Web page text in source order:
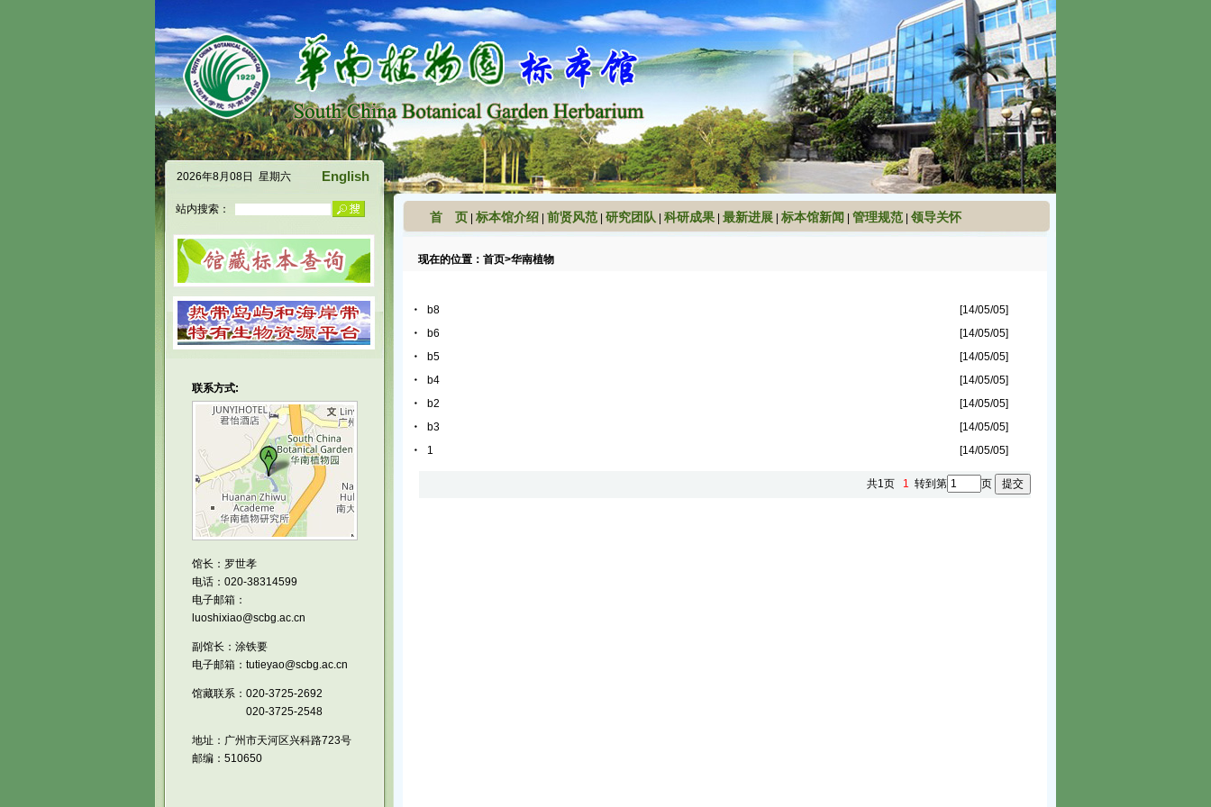
2026年8月08日 星期六 English
站内搜索：
联系方式:
馆长：罗世孝
电话：020-38314599
电子邮箱：
luoshixiao@scbg.ac.cn
副馆长：涂铁要
电子邮箱：tutieyao@scbg.ac.cn
馆藏联系：020-3725-2692
020-3725-2548
地址：广州市天河区兴科路723号
邮编：510650
首 页 标本馆介绍 前贤风范 研究团队 科研成果 最新进展 标本馆新闻 管理规范 领导关怀
现在的位置： 首页>华南植物
・ b8
[14/05/05]
・
b6
[14/05/05]
・
b5
[14/05/05]
・
b4
[14/05/05]
・
b2
[14/05/05]
・
b3
[14/05/05]
・
1 [14/05/05]
共1页 1 转到第 页